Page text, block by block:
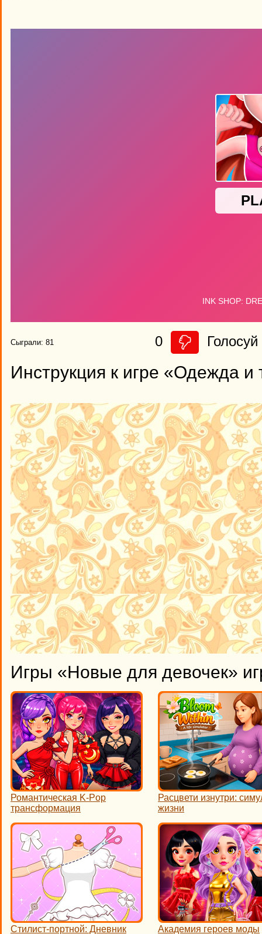
Сыграли: 81 0 Голосуй
Инструкция к игре «Одежда и
Игры «Новые для девочек»
Романтическая K-Pop
трансформация
Расцвети изнутри:
жизни
Стилист-портной: Дневник Академия героев моды